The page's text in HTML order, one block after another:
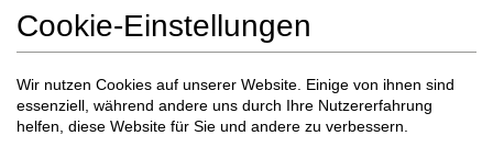
Sehr gutes high-end Kabel von Ansuz. Ovp und Rechnung
vorhanden. Es sind 2 stk vorhanden. Auch in ...
Cookie-Einstellungen
Wir nutzen Cookies auf unserer Website. Einige von ihnen sind
essenziell, während andere uns durch Ihre Nutzererfahrung
helfen, diese Website für Sie und andere zu verbessern.